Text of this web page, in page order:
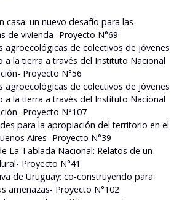
casa: un nuevo desafío para las
de vivienda- Proyecto N°69
agroecológicas de colectivos de jóvenes
a la tierra a través del Instituto Nacional
Proyecto N°56
agroecológicas de colectivos de jóvenes
a la tierra a través del Instituto Nacional
Proyecto N°107
para la apropiación del territorio en el
Aires- Proyecto N°39
La Tablada Nacional: Relatos de un
Proyecto N°41
de Uruguay: co-construyendo para
amenazas- Proyecto N°102